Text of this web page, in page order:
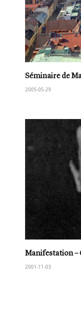
Séminaire de
2005-05-29
Manifestation –
2001-11-03